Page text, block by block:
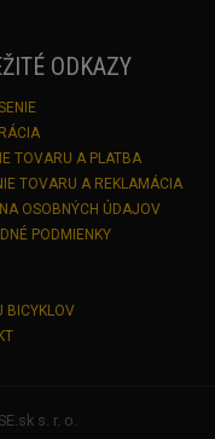
ODKAZY
TOVARU A PLATBA
TOVARU A REKLAMÁCIA
OSOBNÝCH ÚDAJOV
PODMIENKY
BICYKLOV
s. r. o.